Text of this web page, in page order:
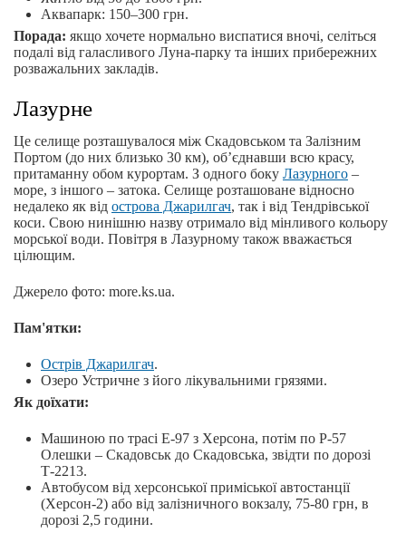
Аквапарк: 150–300 грн.
Порада: якщо хочете нормально виспатися вночі, селіться
подалі від галасливого Луна-парку та інших прибережних
розважальних закладів.
Лазурне
Це селище розташувалося між Скадовськом та Залізним
Портом (до них близько 30 км), об’єднавши всю красу,
притаманну обом курортам. З одного боку Лазурного –
море, з іншого – затока. Селище розташоване відносно
недалеко як від острова Джарилгач, так і від Тендрівської
коси. Свою нинішню назву отримало від мінливого кольору
морської води. Повітря в Лазурному також вважається
цілющим.
Джерело фото: more.ks.ua.
Пам'ятки:
Острів Джарилгач.
Озеро Устричне з його лікувальними грязями.
Як доїхати:
Машиною по трасі Е-97 з Херсона, потім по P-57
Олешки – Скадовськ до Скадовська, звідти по дорозі
Т-2213.
Автобусом від херсонської приміської автостанції
(Херсон-2) або від залізничного вокзалу, 75-80 грн, в
дорозі 2,5 години.